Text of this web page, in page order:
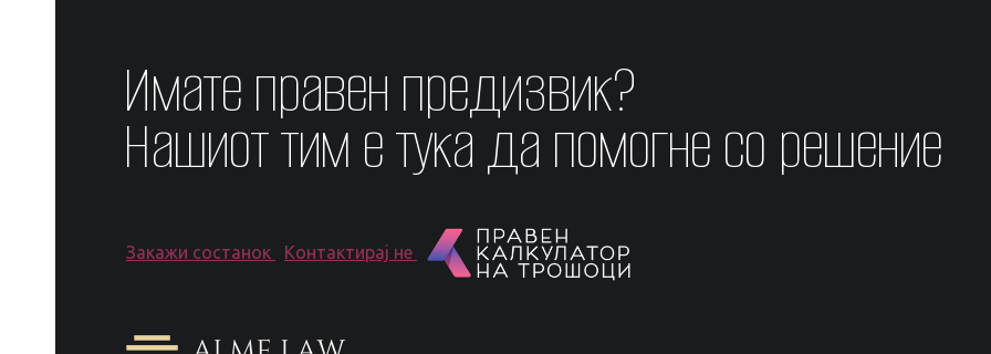
Имате правен предизвик?
Нашиот тим е тука да помогне со решение
Закажи состанок Контактирај не